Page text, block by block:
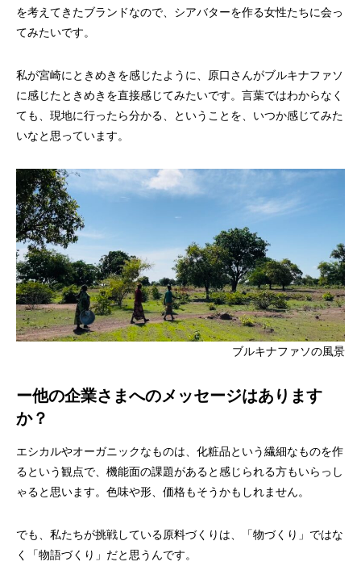
を考えてきたブランドなので、シアバターを作る女性たちに会っ
てみたいです。
私が宮崎にときめきを感じたように、原口さんがブルキナファソ
に感じたときめきを直接感じてみたいです。言葉ではわからなく
ても、現地に行ったら分かる、ということを、いつか感じてみた
いなと思っています。
ブルキナファソの風景
ー他の企業さまへのメッセージはあります
か？
エシカルやオーガニックなものは、化粧品という繊細なものを作
るという観点で、機能面の課題があると感じられる方もいらっし
ゃると思います。色味や形、価格もそうかもしれません。
でも、私たちが挑戦している原料づくりは、「物づくり」ではな
く「物語づくり」だと思うんです。